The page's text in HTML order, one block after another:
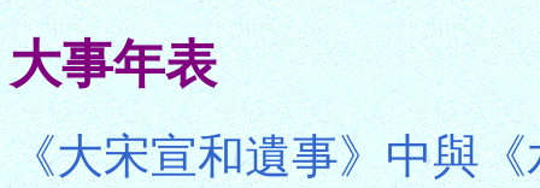
大事年表
《大宋宣和遺事》中與